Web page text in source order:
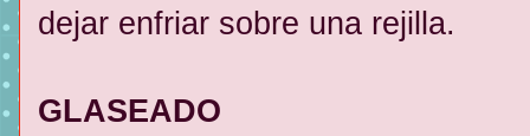
dejar enfriar sobre una rejilla.
GLASEADO